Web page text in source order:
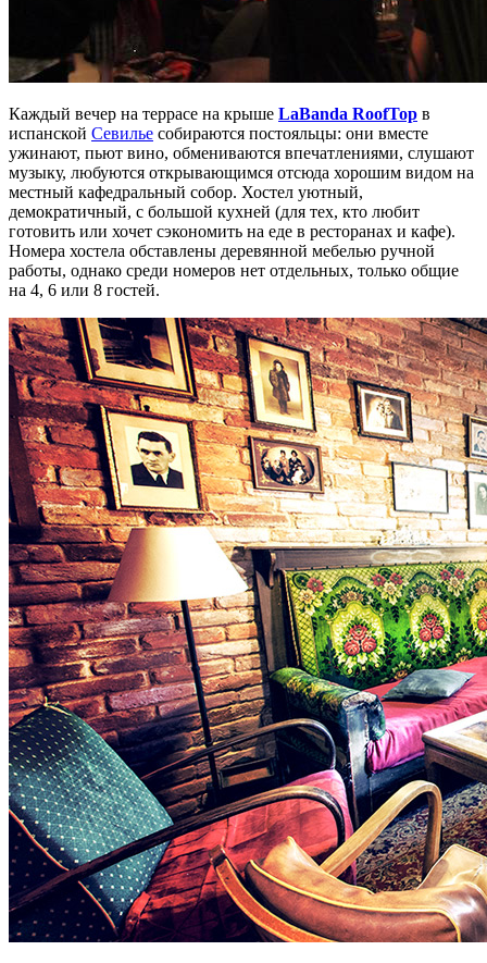
Каждый вечер на террасе на крыше LaBanda RoofTop в
испанской Севилье собираются постояльцы: они вместе
ужинают, пьют вино, обмениваются впечатлениями, слушают
музыку, любуются открывающимся отсюда хорошим видом на
местный кафедральный собор. Хостел уютный,
демократичный, с большой кухней (для тех, кто любит
готовить или хочет сэкономить на еде в ресторанах и кафе).
Номера хостела обставлены деревянной мебелью ручной
работы, однако среди номеров нет отдельных, только общие
на 4, 6 или 8 гостей.